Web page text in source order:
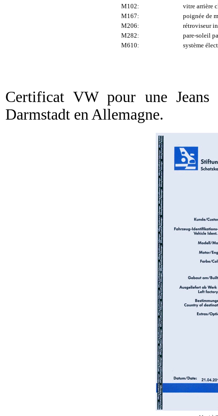
M102:
vitre arrière
M167:
poignée de
M206:
rétroviseur
M282:
pare-soleil
M610:
système
Certificat VW pour une
Darmstadt en Allemagne.